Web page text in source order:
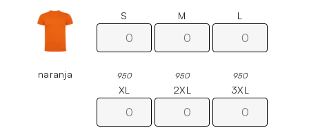
naranja
S
950
M
950
L
950
XL 2XL 3XL